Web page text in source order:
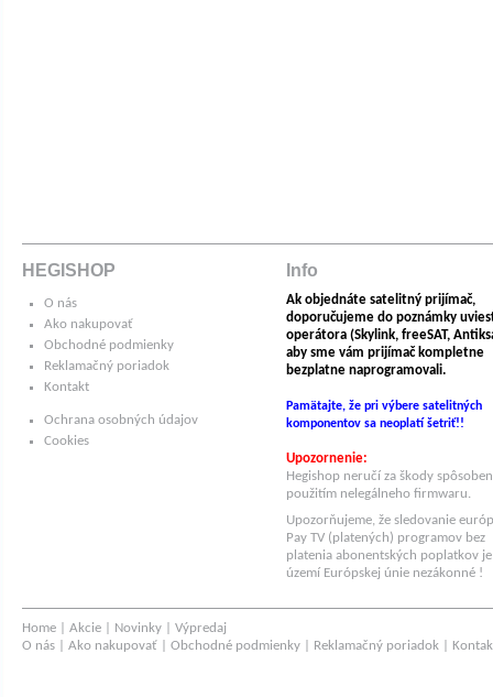
HEGISHOP
O nás
Ako nakupovať
Obchodné podmienky
Reklamačný poriadok
Kontakt
Ochrana osobných údajov
Cookies
Info
Ak objednáte satelitný prijímač,
doporučujeme do poznámky
operátora (Skylink, freeSAT,
aby sme vám prijímač kompletne
bezplatne naprogramovali.
Pamätajte, že pri výbere satelitných
komponentov sa neoplatí šetriť!!
Upozornenie:
Hegishop neručí za škody
použitím nelegálneho firmwaru.
Upozorňujeme, že sledovanie
Pay TV (platených) programov bez
platenia abonentských poplatkov
území Európskej únie nezákonné !
Home Akcie Novinky
Výpredaj
O nás
Ako nakupovať Obchodné podmienky Reklamačný poriadok